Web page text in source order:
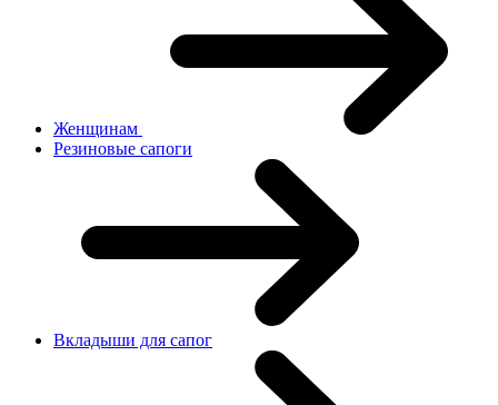
Женщинам
Резиновые сапоги
Вкладыши для сапог